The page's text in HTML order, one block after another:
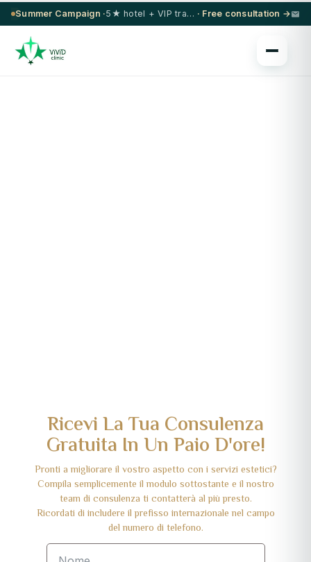
Summer Campaign · 5★ hotel + VIP transfer on select procedures · Free consultation →
Ricevi La Tua Consulenza
Gratuita In Un Paio D'ore!
Pronti a migliorare il vostro aspetto con i servizi estetici?
Compila semplicemente il modulo sottostante e il nostro
team di consulenza ti contatterà al più presto.
Ricordati di includere il prefisso internazionale nel campo
del numero di telefono.